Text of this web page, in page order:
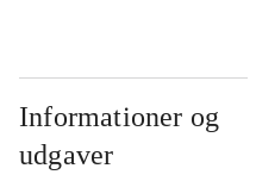
Informationer og
udgaver